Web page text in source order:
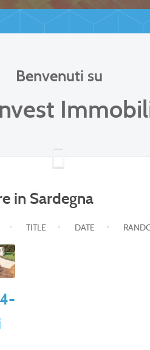
Benvenuti su
in Sardegna
TITLE DATE